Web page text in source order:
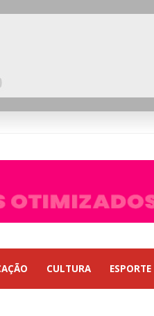
CULTURA ESPORTE